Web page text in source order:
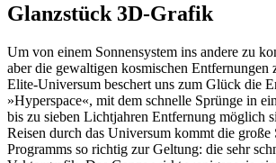
Glanzstück 3D-Grafik
Um von einem Sonnensystem ins andere zu
aber die gewaltigen kosmischen Entfernungen
Elite-Universum beschert uns zum Glück die
»Hyperspace«, mit dem schnelle Sprünge in
bis zu sieben Lichtjahren Entfernung möglich
Reisen durch das Universum kommt die große
Programms so richtig zur Geltung: die sehr